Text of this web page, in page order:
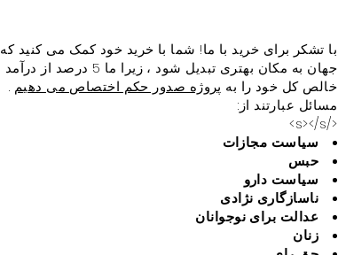
با تشکر برای خرید با ما! شما با خرید خود کمک می کنید که
جهان به مکان بهتری تبدیل شود ، زیرا ما 5 درصد از درآمد
خالص کل خود را به پروژه صدور حکم اختصاص می دهیم .
مسائل عبارتند از:
</s></s>
سیاست مجازات
حبس
سیاست دارو
ناسازگاری نژادی
عدالت برای نوجوانان
زنان